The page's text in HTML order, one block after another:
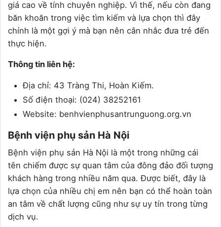
giá cao về tính chuyên nghiệp. Vì thế, nếu còn đang
băn khoăn trong việc tìm kiếm và lựa chọn thì đây
chính là một gợi ý mà bạn nên cân nhắc đưa trẻ đến
thực hiện.
Thông tin liên hệ:
Địa chỉ: 43 Tràng Thi, Hoàn Kiếm.
Số điện thoại: (024) 38252161
Website: benhvienphusantrunguong.org.vn
Bệnh viện phụ sản Hà Nội
Bệnh viện phụ sản Hà Nội là một trong những cái
tên chiếm được sự quan tâm của đông đảo đối tượng
khách hàng trong nhiều năm qua. Được biết, đây là
lựa chọn của nhiều chị em nên bạn có thể hoàn toàn
an tâm về chất lượng cũng như sự uy tín trong từng
dịch vụ.